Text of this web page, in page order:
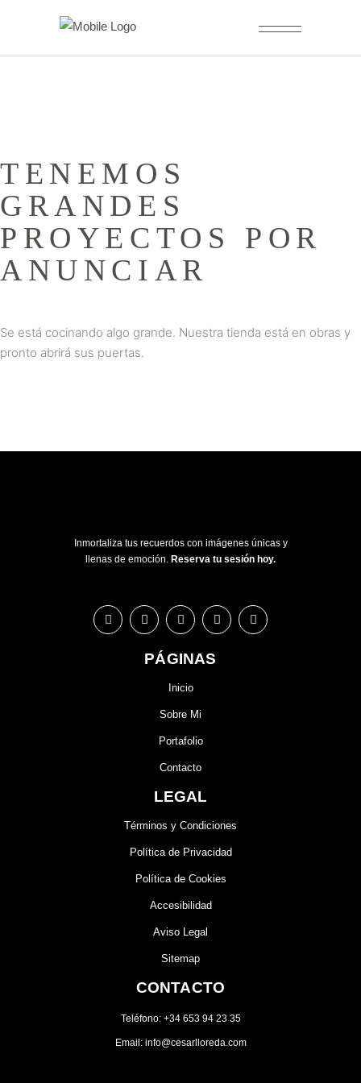
TENEMOS
GRANDES
PROYECTOS POR
ANUNCIAR
Se está cocinando algo grande. Nuestra tienda está en obras y
pronto abrirá sus puertas.
Inmortaliza tus recuerdos con imágenes únicas y
llenas de emoción. Reserva tu sesión hoy.
PÁGINAS
Inicio
Sobre Mi
Portafolio
Contacto
LEGAL
Términos y Condiciones
Política de Privacidad
Política de Cookies
Accesibilidad
Aviso Legal
Sitemap
CONTACTO
Teléfono: +34 653 94 23 35
Email: info@cesarlloreda.com